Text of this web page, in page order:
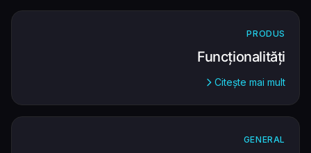
PRODUS
Funcționalități
Citește mai mult
GENERAL